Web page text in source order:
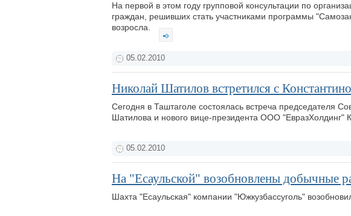
На первой в этом году групповой консультации по
граждан, решивших стать участниками программы
возросла.
05.02.2010
Николай Шатилов встретился с
Сегодня в Таштаголе состоялась встреча председателя
Шатилова и нового вице-президента ООО "ЕвразХолдинг"
05.02.2010
На "Есаульской" возобновлены добычные
Шахта "Есаульская" компании "Южкузбассуголь"